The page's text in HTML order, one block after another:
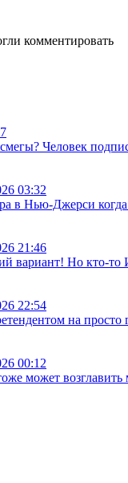
комментировать
Человек
03:32
в Нью-Джерси когда
21:46
вариант! Но кто-то
22:54
на просто
00:12
может возглавить